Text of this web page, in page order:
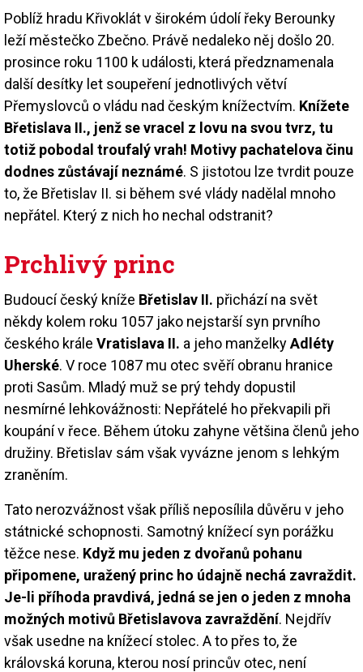
Poblíž hradu Křivoklát v širokém údolí řeky Berounky
leží městečko Zbečno. Právě nedaleko něj došlo 20.
prosince roku 1100 k události, která předznamenala
další desítky let soupeření jednotlivých větví
Přemyslovců o vládu nad českým knížectvím. Knížete
Břetislava II., jenž se vracel z lovu na svou tvrz, tu
totiž pobodal troufalý vrah! Motivy pachatelova činu
dodnes zůstávají neznámé. S jistotou lze tvrdit pouze
to, že Břetislav II. si během své vlády nadělal mnoho
nepřátel. Který z nich ho nechal odstranit?
Prchlivý princ
Budoucí český kníže Břetislav II. přichází na svět
někdy kolem roku 1057 jako nejstarší syn prvního
českého krále Vratislava II. a jeho manželkyAdléty
Uherské. V roce 1087 mu otec svěří obranu hranice
proti Sasům. Mladý muž se prý tehdy dopustil
nesmírné lehkovážnosti: Nepřátelé ho překvapili při
koupání v řece. Během útoku zahyne většina členů jeho
družiny. Břetislav sám však vyvázne jenom s lehkým
zraněním.
Tato nerozvážnost však příliš neposílila důvěru v jeho
státnické schopnosti. Samotný knížecí syn porážku
těžce nese. Když mu jeden z dvořanů pohanu
připomene, uražený princ ho údajně nechá zavraždit.
Je-li příhoda pravdivá, jedná se jen o jeden z mnoha
možných motivů Břetislavova zavraždění. Nejdřív
však usedne na knížecí stolec. A to přes to, že
královská koruna, kterou nosí princův otec, není